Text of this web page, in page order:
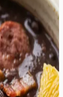
on tõeline
on aeglaselt
suitsuse
on täis
seapraest